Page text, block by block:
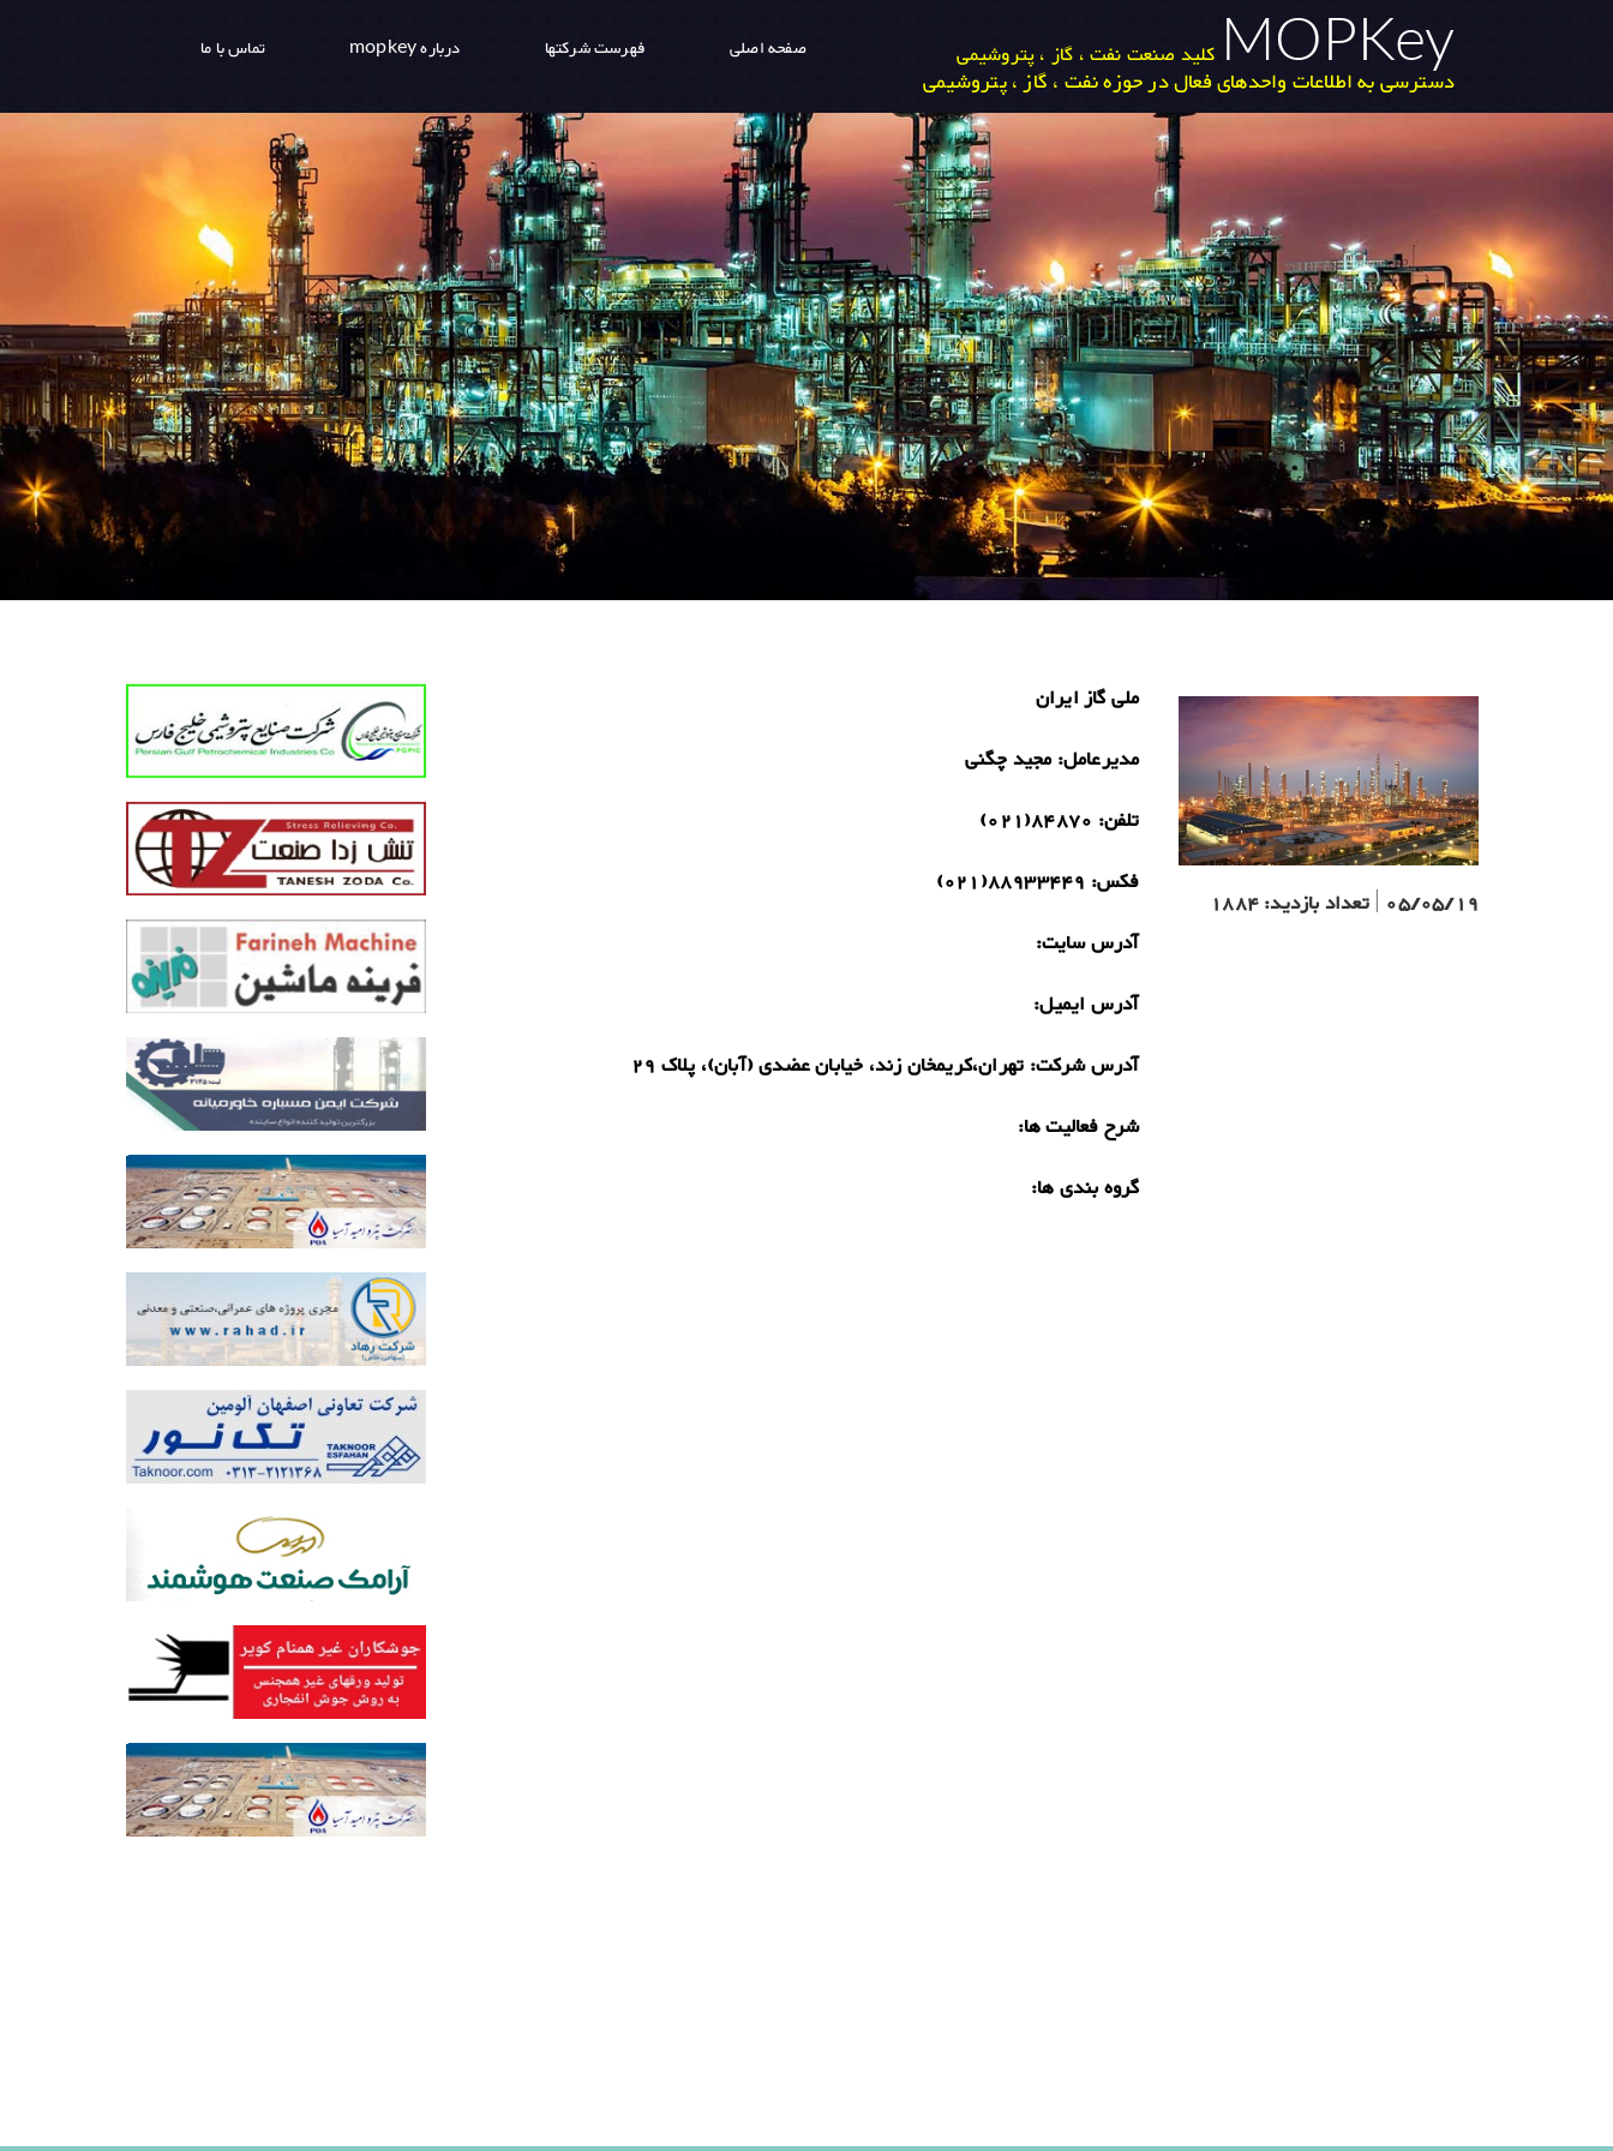
MOPKey کلید صنعت نفت ، گاز ، پتروشیمی
دسترسی به اطلاعات واحدهای فعال در حوزه نفت ، گاز ، پتروشیمی
صفحه اصلی فهرست شرکتها درباره mopkey تماس با ما
05/05/19
|تعداد بازدید:1884
ملی گاز ایران
مدیرعامل:مجید چگنی
تلفن: 84870(021)
فکس: 88933449(021)
آدرس سایت:
آدرس ایمیل:
آدرس شرکت: تهران،کریمخان زند، خیابان عضدی (آبان)، پلاک 29
شرح فعالیت ها:
گروه بندی ها: